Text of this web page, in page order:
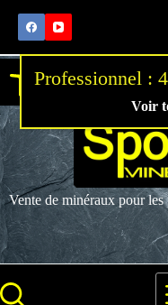
Ouvrir la
Vente de minéraux pour
Voir